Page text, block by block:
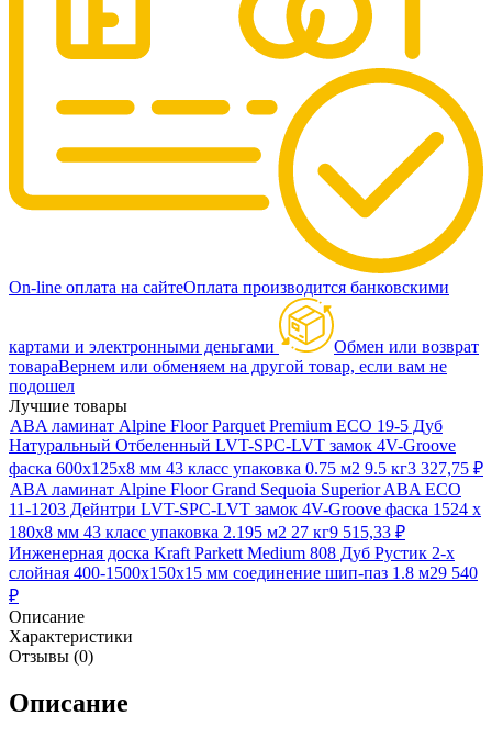
On-line оплата на сайтеОплата производится банковскими
картами и электронными деньгами
Обмен или возврат
товараВернем или обменяем на другой товар, если вам не
подошел
Лучшие товары
ABA ламинат Alpine Floor Parquet Premium ECO 19-5 Дуб
Натуральный Отбеленный LVT-SPC-LVT замок 4V-Groove
фаска 600х125х8 мм 43 класс упаковка 0.75 м2 9.5 кг3 327,75 ₽
ABA ламинат Alpine Floor Grand Sequoia Superior ABA ECO
11-1203 Дейнтри LVT-SPC-LVT замок 4V-Groove фаска 1524 х
180х8 мм 43 класс упаковка 2.195 м2 27 кг9 515,33 ₽
Инженерная доска Kraft Parkett Medium 808 Дуб Рустик 2-х
слойная 400-1500х150х15 мм соединение шип-паз 1.8 м29 540
₽
Описание
Характеристики
Отзывы (0)
Описание